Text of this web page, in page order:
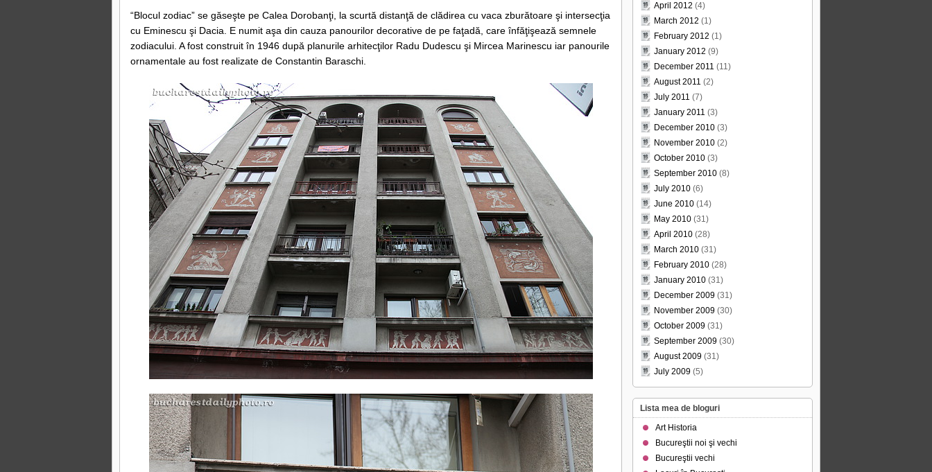
“Blocul zodiac” se găseşte pe Calea Dorobanţi, la scurtă distanţă de clădirea cu vaca zburătoare şi intersecţia
cu Eminescu şi Dacia. E numit aşa din cauza panourilor decorative de pe faţadă, care înfăţişează semnele
zodiacului. A fost construit în 1946 după planurile arhitecţilor Radu Dudescu şi Mircea Marinescu iar panourile
ornamentale au fost realizate de Constantin Baraschi.
April 2012 (4)
March 2012 (1)
February 2012 (1)
January 2012 (9)
December 2011 (11)
August 2011 (2)
July 2011 (7)
January 2011 (3)
December 2010 (3)
November 2010 (2)
October 2010 (3)
September 2010 (8)
July 2010 (6)
June 2010 (14)
May 2010 (31)
April 2010 (28)
March 2010 (31)
February 2010 (28)
January 2010 (31)
December 2009 (31)
November 2009 (30)
October 2009 (31)
September 2009 (30)
August 2009 (31)
July 2009 (5)
Lista mea de bloguri
Art Historia
Bucureştii noi şi vechi
Bucureştii vechi